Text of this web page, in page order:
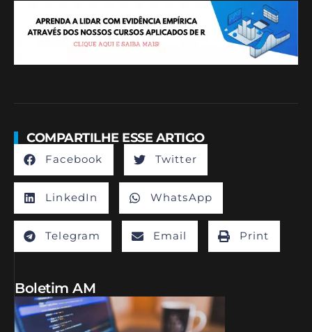
COMPARTILHE ESSE ARTIGO
Facebook Twitter
LinkedIn WhatsApp
Telegram Email Print
Boletim AM